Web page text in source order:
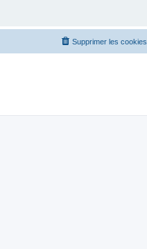
Supprimer les cookies